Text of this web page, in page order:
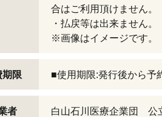
合はご利用頂けません。
・払戻等は出来ません。
※画像はイメージです。
期限 ■使用期限:発行後から予
者
白山石川医療企業団 公